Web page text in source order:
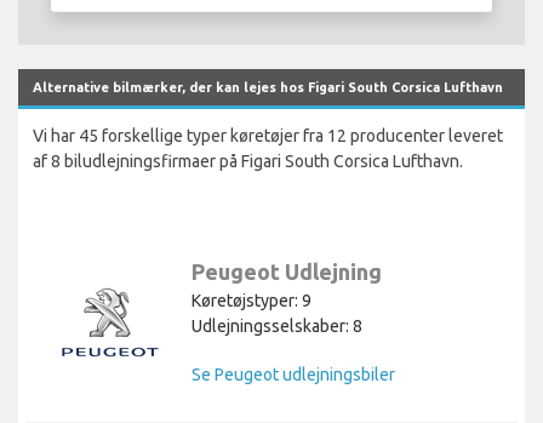
Alternative bilmærker, der kan lejes hos Figari South Corsica Lufthavn
Vi har 45 forskellige typer køretøjer fra 12 producenter leveret
af 8 biludlejningsfirmaer på Figari South Corsica Lufthavn.
Peugeot Udlejning
Køretøjstyper: 9
Udlejningsselskaber: 8
Se Peugeot udlejningsbiler